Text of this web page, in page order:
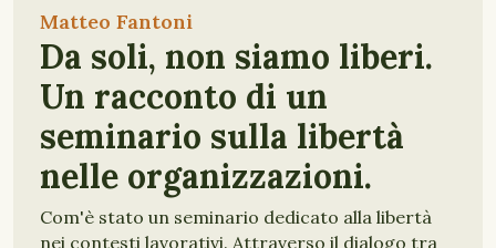
Matteo Fantoni
Da soli, non siamo liberi.
Un racconto di un
seminario sulla libertà
nelle organizzazioni.
Com'è stato un seminario dedicato alla libertà
nei contesti lavorativi. Attraverso il dialogo tra